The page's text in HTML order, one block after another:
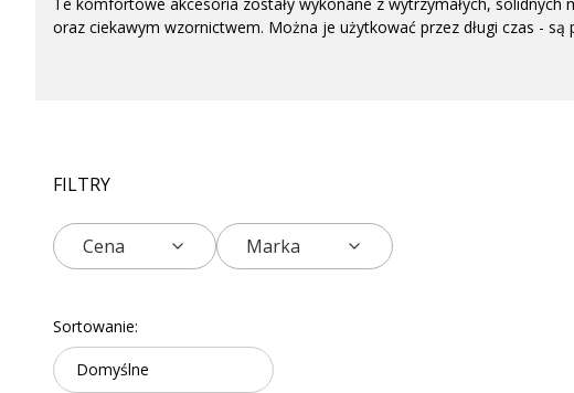
oraz ciekawym wzornictwem. Można je użytkować przez długi czas -
FILTRY
Cena Marka
Lista produktów
Sortowanie:
Domyślne